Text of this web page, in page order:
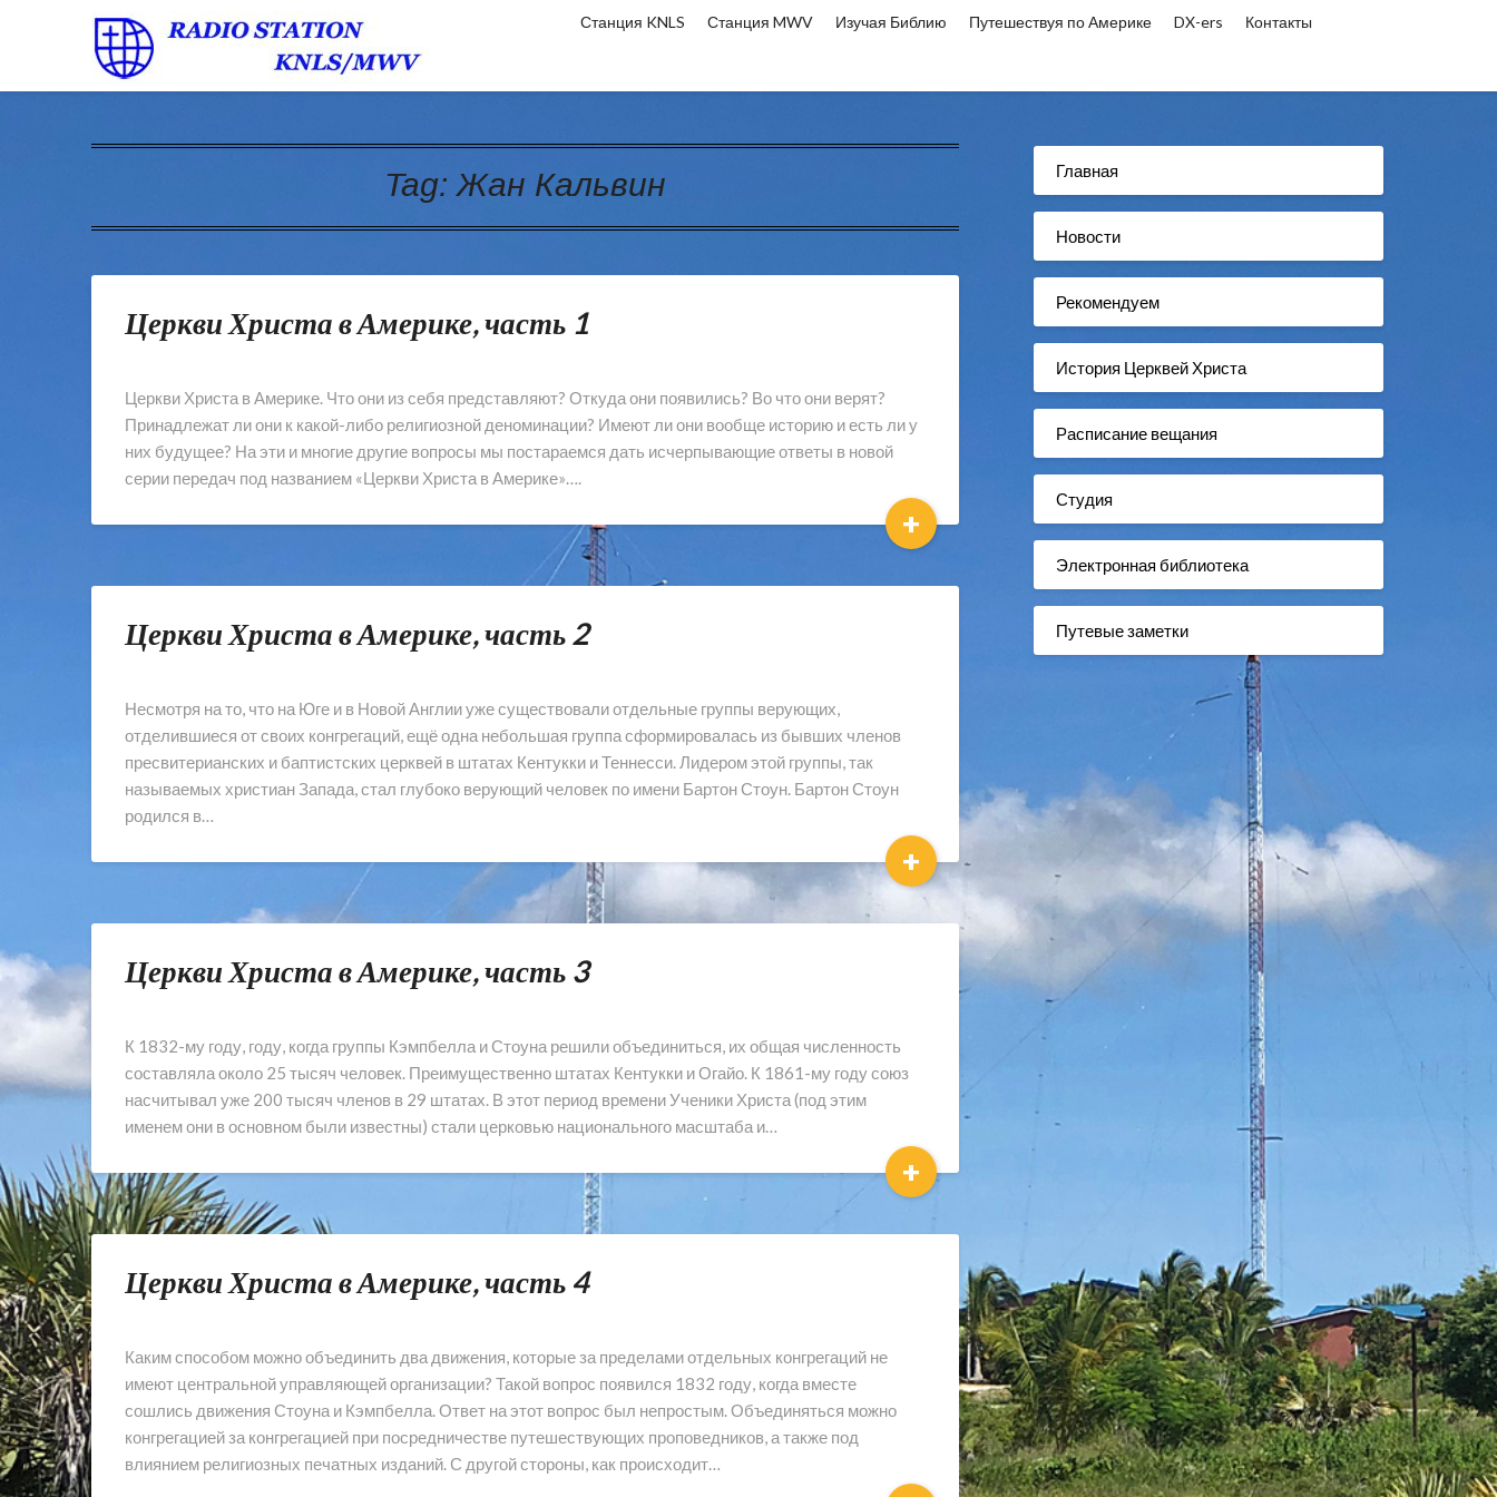
Станция KNLS Станция MWV Изучая Библию Путешествуя по Америке DX-ers Контакты
Tag: Жан Кальвин
Церкви Христа в Америке, часть 1
Церкви Христа в Америке. Что они из себя представляют? Откуда они появились? Во что они верят?
Принадлежат ли они к какой-либо религиозной деноминации? Имеют ли они вообще историю и есть ли у
них будущее? На эти и многие другие вопросы мы постараемся дать исчерпывающие ответы в новой
серии передач под названием «Церкви Христа в Америке»….
+
Церкви Христа в Америке, часть 2
Несмотря на то, что на Юге и в Новой Англии уже существовали отдельные группы верующих,
отделившиеся от своих конгрегаций, ещё одна небольшая группа сформировалась из бывших членов
пресвитерианских и баптистских церквей в штатах Кентукки и Теннесси. Лидером этой группы, так
называемых христиан Запада, стал глубоко верующий человек по имени Бартон Стоун. Бартон Стоун
родился в…
+
Церкви Христа в Америке, часть 3
К 1832-му году, году, когда группы Кэмпбелла и Стоуна решили объединиться, их общая численность
составляла около 25 тысяч человек. Преимущественно штатах Кентукки и Огайо. К 1861-му году союз
насчитывал уже 200 тысяч членов в 29 штатах. В этот период времени Ученики Христа (под этим
именем они в основном были известны) стали церковью национального масштаба и…
+
Церкви Христа в Америке, часть 4
Каким способом можно объединить два движения, которые за пределами отдельных конгрегаций не
имеют центральной управляющей организации? Такой вопрос появился 1832 году, когда вместе
сошлись движения Стоуна и Кэмпбелла. Ответ на этот вопрос был непростым. Объединяться можно
конгрегацией за конгрегацией при посредничестве путешествующих проповедников, а также под
влиянием религиозных печатных изданий. С другой стороны, как происходит…
Главная
Новости
Рекомендуем
История Церквей Христа
Расписание вещания
Студия
Электронная библиотека
Путевые заметки